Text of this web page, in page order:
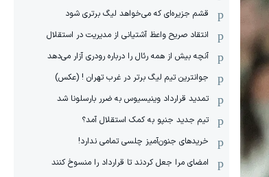
قشم جزیره‌ای که می‌خواهد لیگ برتری شود
انتقاد صریح واعظ آشتیانی از مدیریت در استقلال
آنچه بیش از همه رئال را درباره رودری آزار می‌دهد
جوانترین تیم لیگ برتر در غرب تهران ! (عکس)
تمدید قرارداد وینیسیوس به ضرر بارسلونا شد
تیم جدید جنپو به کمک استقلال آمد؟
خریدهای جنون‌آمیز چلسی تمامی ندارد!
امضای مرا جعل کردند تا قرارداد را منسوخ کنند